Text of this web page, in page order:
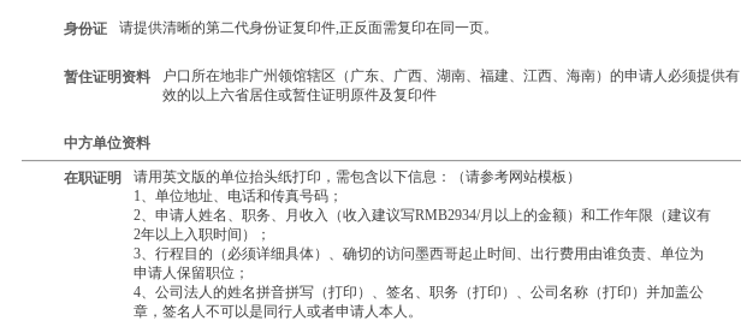
身份证 请提供清晰的第二代身份证复印件,正反面需复印在同一页。
暂住证明资料
户口所在地非广州领馆辖区（广东、广西、湖南、福建、江西、海南）的申请人必须提供有
效的以上六省居住或暂住证明原件及复印件
中方单位资料
在职证明
请用英文版的单位抬头纸打印，需包含以下信息：（请参考网站模板）
1、单位地址、电话和传真号码；
2、申请人姓名、职务、月收入（收入建议写RMB2934/月以上的金额）和工作年限（建议有
2年以上入职时间）；
3、行程目的（必须详细具体）、确切的访问墨西哥起止时间、出行费用由谁负责、单位为
申请人保留职位；
4、公司法人的姓名拼音拼写（打印）、签名、职务（打印）、公司名称（打印）并加盖公
章，签名人不可以是同行人或者申请人本人。